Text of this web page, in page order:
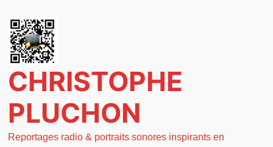
contenu
CHRISTOPHE
PLUCHON
Reportages radio & portraits sonores inspirants en